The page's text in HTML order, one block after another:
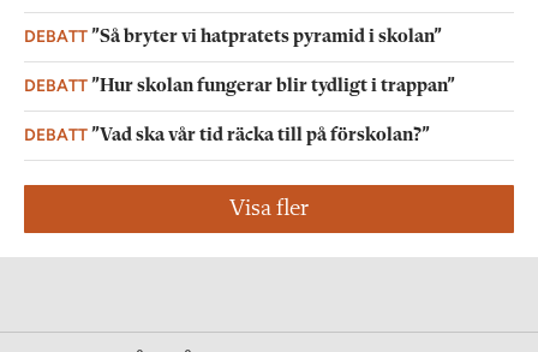
DEBATT”Så bryter vi hatpratets pyramid i skolan”
DEBATT”Hur skolan fungerar blir tydligt i trappan”
DEBATT”Vad ska vår tid räcka till på förskolan?”
Visa fler